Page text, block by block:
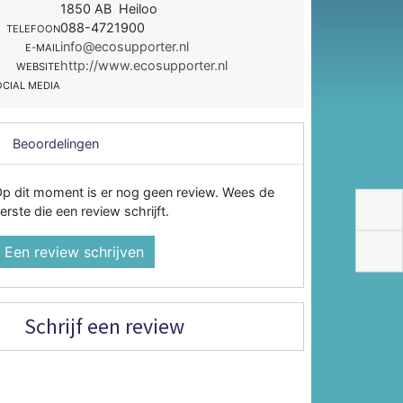
1850 AB Heiloo
TELEFOON088-4721900
E-MAILinfo@ecosupporter.nl
WEBSITEhttp://www.ecosupporter.nl
MEDIA
Beoordelingen
dit moment is er nog geen review. Wees de
die een review schrijft.
Een review schrijven
Schrijf een review